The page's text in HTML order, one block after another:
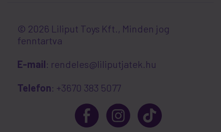
© 2026 Liliput Toys Kft., Minden jog
fenntartva
E-mail: rendeles@liliputjatek.hu
Telefon: +3670 383 5077